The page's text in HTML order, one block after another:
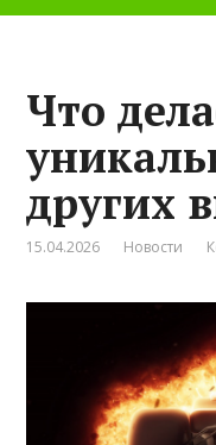
Что
других
15.04.2026 Новости